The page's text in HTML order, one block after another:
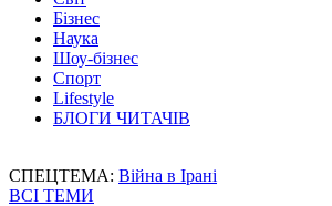
Бізнес
Наука
Шоу-бізнес
Спорт
Lifestyle
БЛОГИ ЧИТАЧІВ
СПЕЦТЕМА: Війна в Ірані
ВСІ ТЕМИ